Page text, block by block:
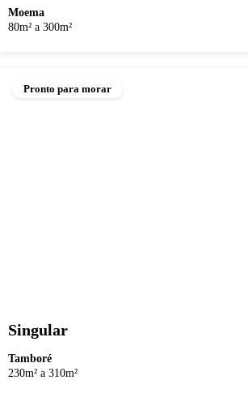
Moema
80m² a 300m²
Pronto para morar
Singular
Tamboré
230m² a 310m²